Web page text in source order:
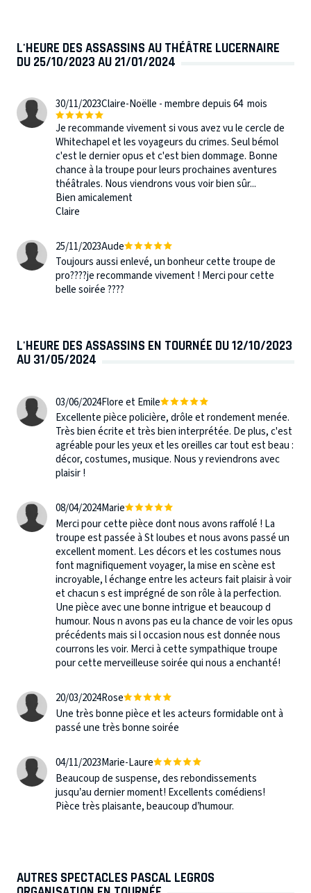
L'HEURE DES ASSASSINS AU THÉÂTRE LUCERNAIRE
DU 25/10/2023 AU 21/01/2024
30/11/2023Claire-Noëlle - membre depuis 64 mois
Je recommande vivement si vous avez vu le cercle de
Whitechapel et les voyageurs du crimes. Seul bémol
c'est le dernier opus et c'est bien dommage. Bonne
chance à la troupe pour leurs prochaines aventures
théâtrales. Nous viendrons vous voir bien sûr...
Bien amicalement
Claire
25/11/2023Aude
Toujours aussi enlevé, un bonheur cette troupe de
pro????je recommande vivement ! Merci pour cette
belle soirée ????
L'HEURE DES ASSASSINS EN TOURNÉE DU 12/10/2023
AU 31/05/2024
03/06/2024Flore et Emile
Excellente pièce policière, drôle et rondement menée.
Très bien écrite et très bien interprétée. De plus, c'est
agréable pour les yeux et les oreilles car tout est beau :
décor, costumes, musique. Nous y reviendrons avec
plaisir !
08/04/2024Marie
Merci pour cette pièce dont nous avons raffolé ! La
troupe est passée à St loubes et nous avons passé un
excellent moment. Les décors et les costumes nous
font magnifiquement voyager, la mise en scène est
incroyable, l échange entre les acteurs fait plaisir à voir
et chacun s est imprégné de son rôle à la perfection.
Une pièce avec une bonne intrigue et beaucoup d
humour. Nous n avons pas eu la chance de voir les opus
précédents mais si l occasion nous est donnée nous
courrons les voir. Merci à cette sympathique troupe
pour cette merveilleuse soirée qui nous a enchanté!
20/03/2024Rose
Une très bonne pièce et les acteurs formidable ont à
passé une très bonne soirée
04/11/2023Marie-Laure
Beaucoup de suspense, des rebondissements
jusqu’au dernier moment! Excellents comédiens!
Pièce très plaisante, beaucoup d’humour.
AUTRES SPECTACLES PASCAL LEGROS